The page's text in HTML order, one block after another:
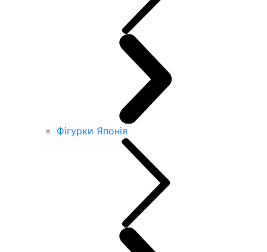
Фігурки Японія